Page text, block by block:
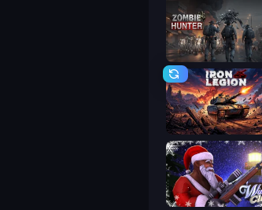
Zombie Hunter
Iron Legion
Winter Clash 3D